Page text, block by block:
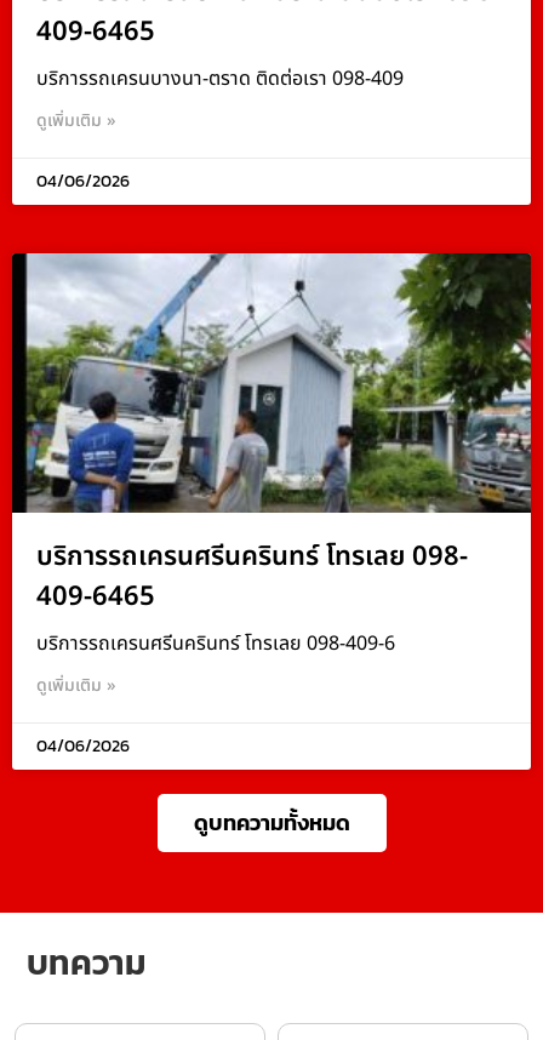
409-6465
บริการรถเครนบางนา-ตราด ติดต่อเรา 098-409
ดูเพิ่มเติม »
04/06/2026
บริการรถเครนศรีนครินทร์ โทรเลย 098-
409-6465
บริการรถเครนศรีนครินทร์ โทรเลย 098-409-6
ดูเพิ่มเติม »
04/06/2026
ดูบทความทั้งหมด
บทความ